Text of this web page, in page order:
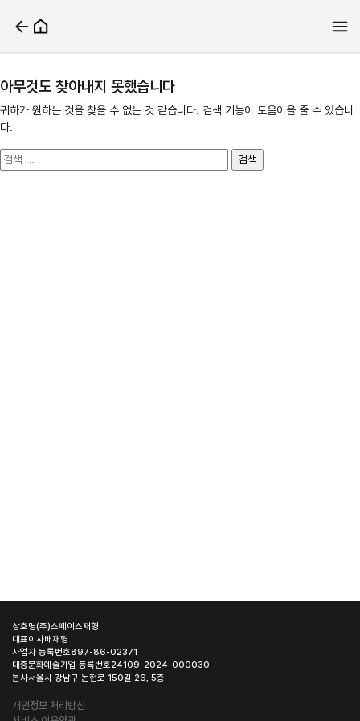
아무것도 찾아내지 못했습니다
귀하가 원하는 것을 찾을 수 없는 것 같습니다. 검색 기능이 도움이을 줄 수 있습니
다.
검
색:
상호명(주)스페이스재형
대표이사배재형
사업자 등록번호897-86-02371
대중문화예술기업 등록번호24109-2024-000030
본사서울시 강남구 논현로 150길 26, 5층
개인정보 처리방침